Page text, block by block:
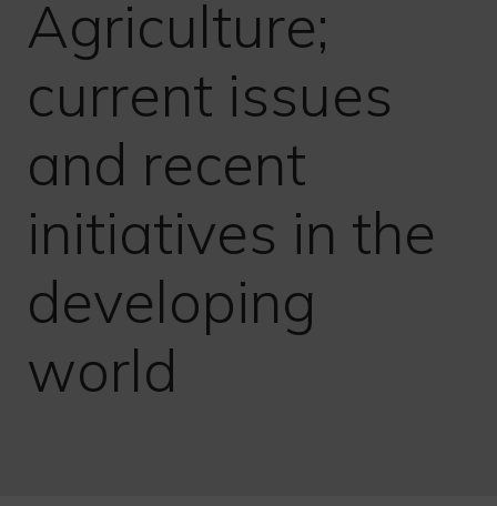
Agriculture;
current issues
and recent
initiatives in the
developing
world